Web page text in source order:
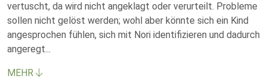
vertuscht, da wird nicht angeklagt oder verurteilt. Probleme
sollen nicht gelöst werden; wohl aber könnte sich ein Kind
angesprochen fühlen, sich mit Nori identifizieren und dadurch
angeregt...
MEHR